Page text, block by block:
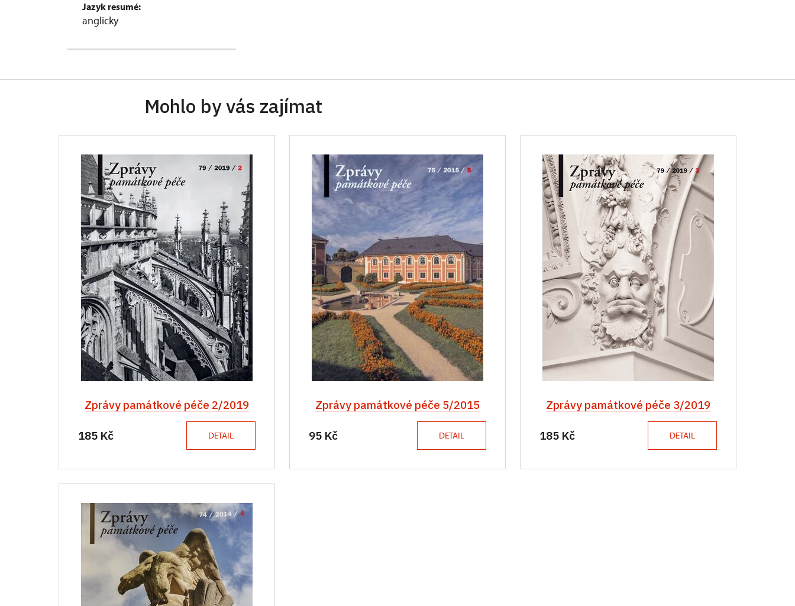
Jazyk resumé:
anglicky
Mohlo by vás zajímat
Zprávy památkové péče 2/2019
185 Kč DETAIL
Zprávy památkové péče 5/2015
95 Kč DETAIL
Zprávy památkové péče 3/2019
185 Kč DETAIL